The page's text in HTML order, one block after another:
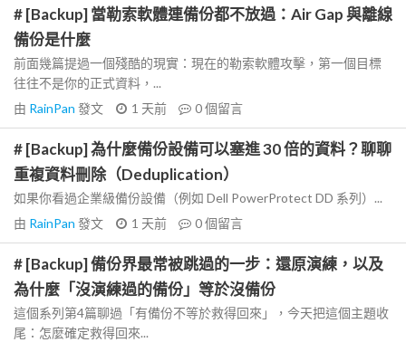
# [Backup] 當勒索軟體連備份都不放過：Air Gap 與離線
備份是什麼
前面幾篇提過一個殘酷的現實：現在的勒索軟體攻擊，第一個目標
往往不是你的正式資料，...
由 RainPan 發文 1 天前 0個留言
# [Backup] 為什麼備份設備可以塞進 30 倍的資料？聊聊
重複資料刪除（Deduplication）
如果你看過企業級備份設備（例如 Dell PowerProtect DD 系列）...
由 RainPan 發文 1 天前 0個留言
# [Backup] 備份界最常被跳過的一步：還原演練，以及
為什麼「沒演練過的備份」等於沒備份
這個系列第4篇聊過「有備份不等於救得回來」，今天把這個主題收
尾：怎麼確定救得回來...